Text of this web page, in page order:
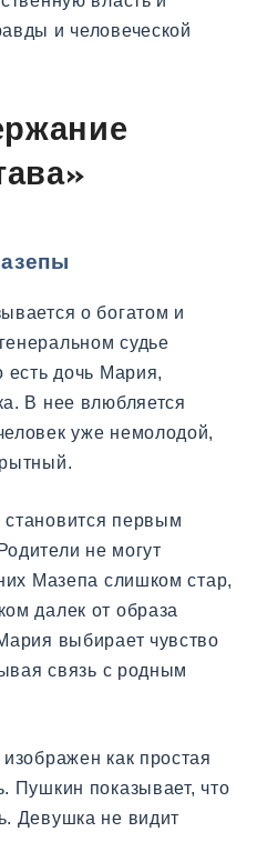
и человеческой
о богатом и
судье
есть дочь Мария,
В нее влюбляется
уже немолодой,
первым
не могут
Мазепа слишком стар,
далек от образа
выбирает чувство
связь с родным
как простая
Пушкин показывает, что
Девушка не видит